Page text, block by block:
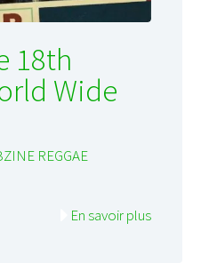
18th
Wide
REGGAE
En savoir plus